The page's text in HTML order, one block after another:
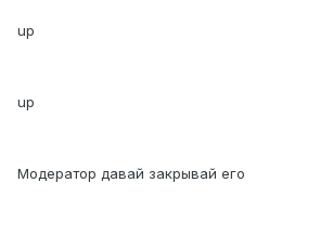
up
up
Модератор давай закрывай его